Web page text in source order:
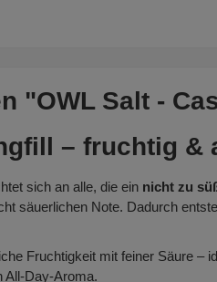
"OWL Salt -
– fruchtig &
sich an alle, die ein nicht zu
säuerlichen Note. Dadurch
Fruchtigkeit mit feiner Säure
All-Day-Aroma.